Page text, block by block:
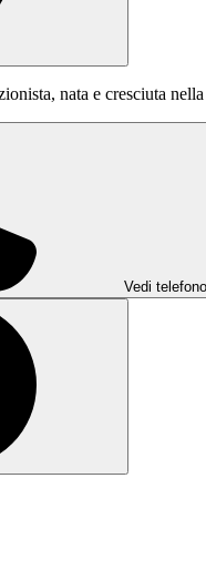
nata e cresciuta
Vedi telefono